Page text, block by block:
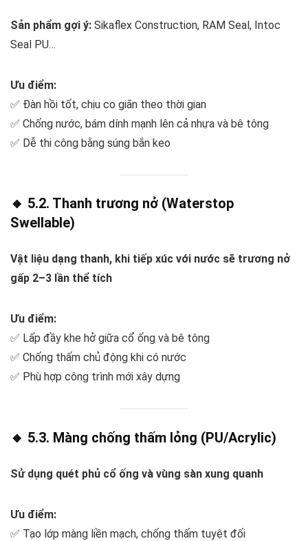
Sản phẩm gợi ý: Sikaflex Construction, RAM Seal, Intoc
Seal PU…
Ưu điểm:
✅ Đàn hồi tốt, chịu co giãn theo thời gian
✅ Chống nước, bám dính mạnh lên cả nhựa và bê tông
✅ Dễ thi công bằng súng bắn keo
🔸 5.2. Thanh trương nở (Waterstop
Swellable)
Vật liệu dạng thanh, khi tiếp xúc với nước sẽ trương nở
gấp 2–3 lần thể tích
Ưu điểm:
✅ Lấp đầy khe hở giữa cổ ống và bê tông
✅ Chống thấm chủ động khi có nước
✅ Phù hợp công trình mới xây dựng
🔸 5.3. Màng chống thấm lỏng (PU/Acrylic)
Sử dụng quét phủ cổ ống và vùng sàn xung quanh
Ưu điểm:
✅ Tạo lớp màng liền mạch, chống thấm tuyệt đối